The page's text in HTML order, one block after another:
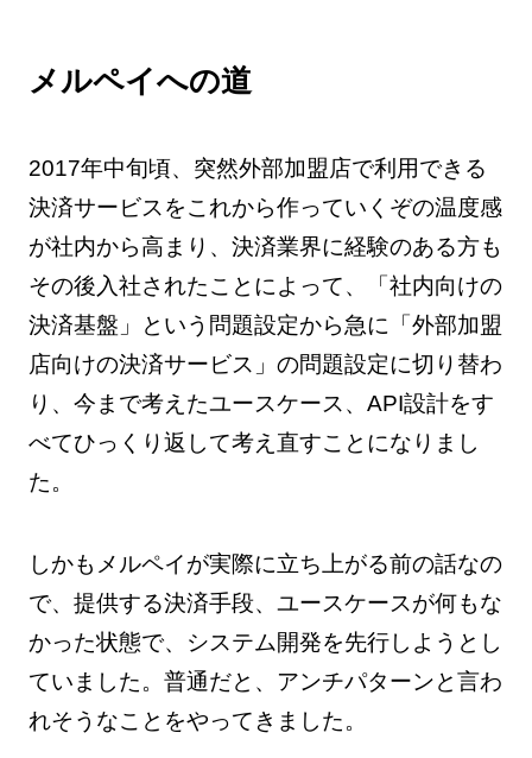
メルペイへの道
2017年中旬頃、突然外部加盟店で利用できる
決済サービスをこれから作っていくぞの温度感
が社内から高まり、決済業界に経験のある方も
その後入社されたことによって、「社内向けの
決済基盤」という問題設定から急に「外部加盟
店向けの決済サービス」の問題設定に切り替わ
り、今まで考えたユースケース、API設計をす
べてひっくり返して考え直すことになりまし
た。
しかもメルペイが実際に立ち上がる前の話なの
で、提供する決済手段、ユースケースが何もな
かった状態で、システム開発を先行しようとし
ていました。普通だと、アンチパターンと言わ
れそうなことをやってきました。